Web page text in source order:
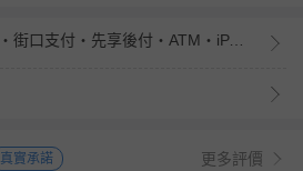
信用卡・LINE Pay・街口支付・先享後付・ATM・iPASS MONEY
真實承諾 更多評價